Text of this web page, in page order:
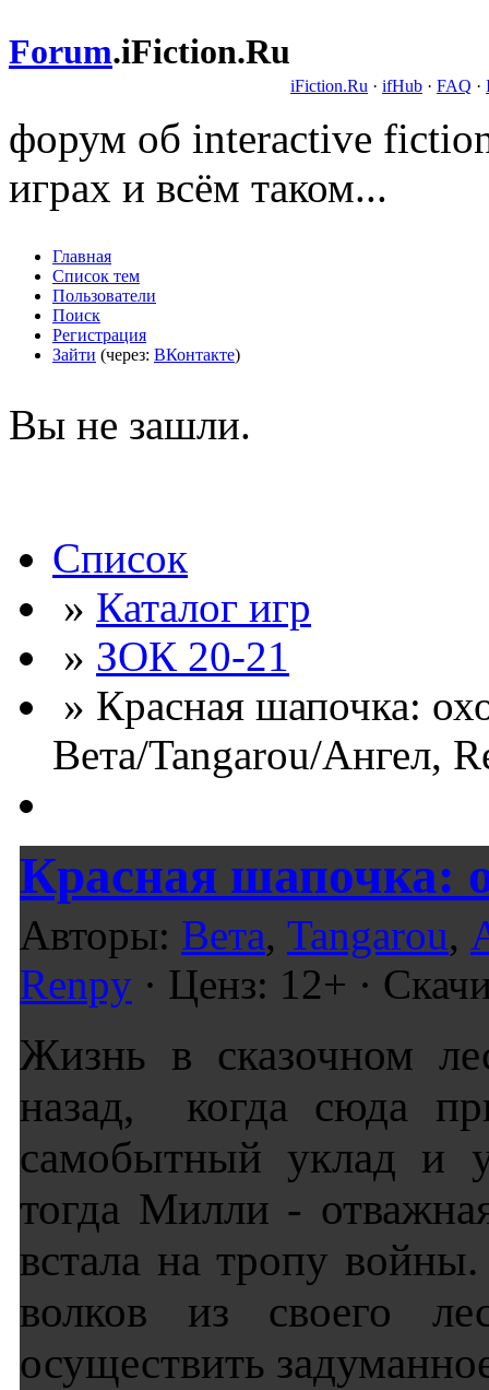
Forum.iFiction.Ru
iFiction.Ru · ifHub · FAQ ·
форум об interactive
играх и всём таком...
Главная
Список тем
Пользователи
Поиск
Регистрация
Зайти (через: ВКонтакте)
Вы не зашли.
Список
» Каталог игр
» ЗОК 20-21
» Красная шапочка:
Вета/Tangarou/Ангел,
Красная шапочка:
Авторы: Вета, Tangarou,
Renpy · Ценз: 12+ ·
Жизнь в сказочном
назад, когда сюда
самобытный уклад и
тогда Милли -
встала на тропу
волков из своего
осуществить